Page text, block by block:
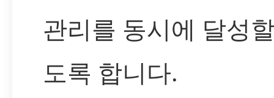
관리를 동시에 달성
도록 합니다.